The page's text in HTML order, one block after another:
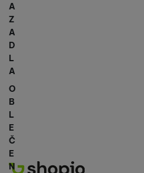
A
Z
A
D
L
A
O
B
L
E
Č
E
N